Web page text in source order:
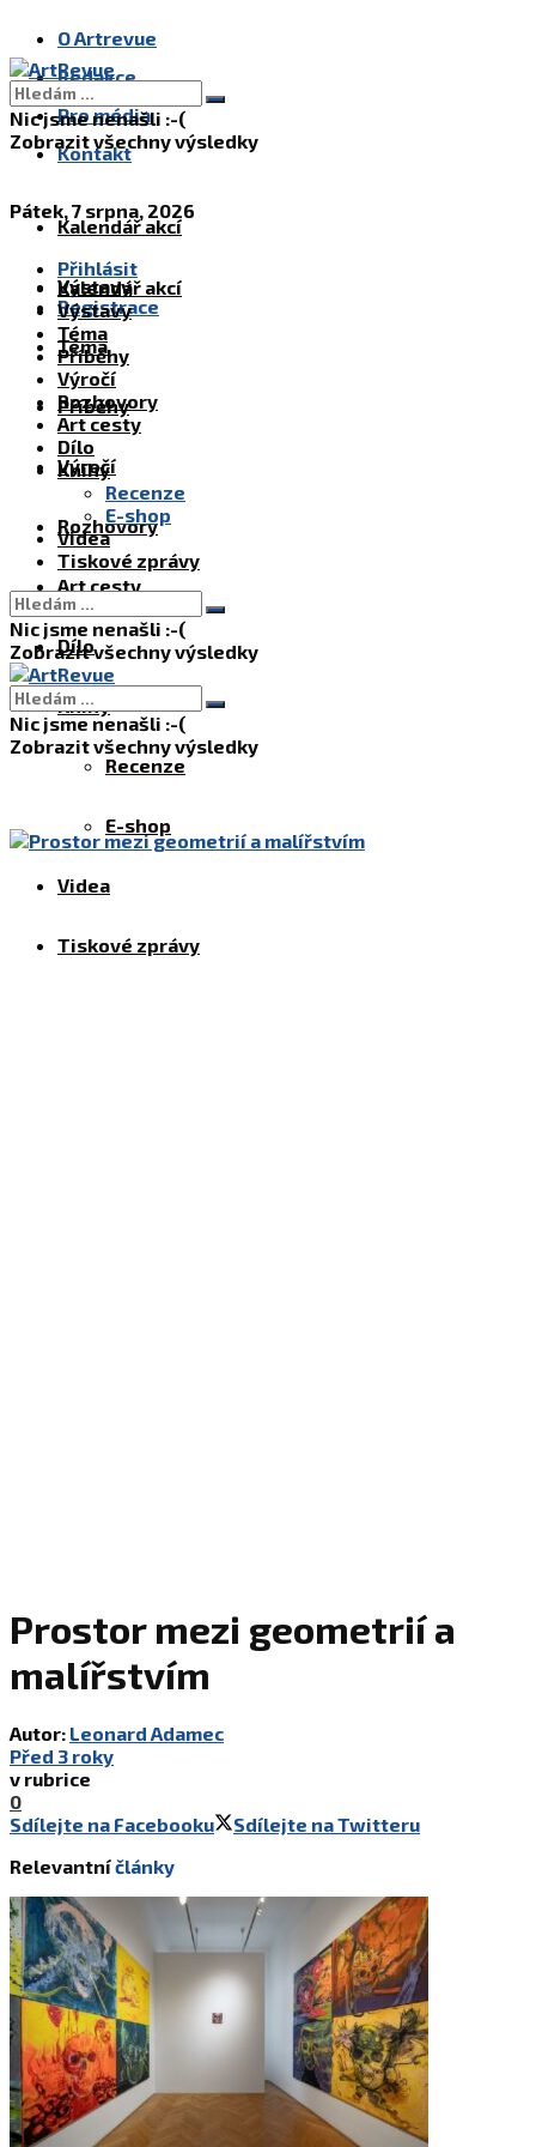
O Artrevue
Redakce
Pro média
Kontakt
Pátek, 7 srpna, 2026
Přihlásit
Registrace
Nic jsme nenašli :-(
Zobrazit všechny výsledky
Kalendář akcí
Výstavy
Téma
Příběhy
Výročí
Rozhovory
Art cesty
Dílo
Knihy
Recenze
E-shop
Videa
Tiskové zprávy
Kalendář akcí
Výstavy
Téma
Příběhy
Výročí
Rozhovory
Art cesty
Dílo
Knihy
Recenze
E-shop
Videa
Tiskové zprávy
Nic jsme nenašli :-(
Zobrazit všechny výsledky
Nic jsme nenašli :-(
Zobrazit všechny výsledky
Prostor mezi geometrií a
malířstvím
Autor: Leonard Adamec
Před 3 roky
v rubrice
0
Sdílejte na Facebooku
Sdílejte na Twitteru
Relevantníčlánky